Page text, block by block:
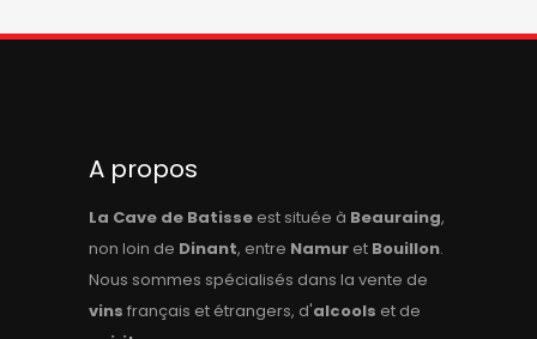
A propos
La Cave de Batisse est située à Beauraing,
non loin de Dinant, entre Namur et Bouillon.
Nous sommes spécialisés dans la vente de
vins français et étrangers, d'alcools et de